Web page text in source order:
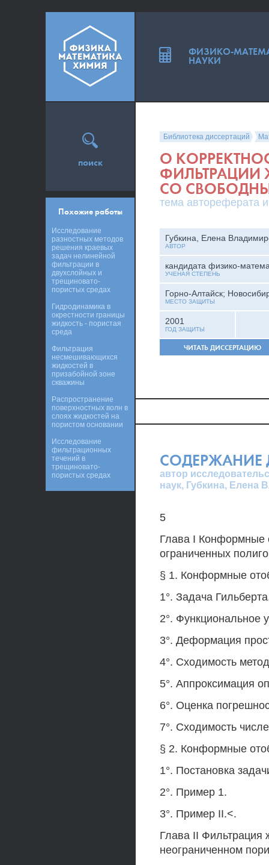
Библиотека диссертаций
О
ФИЛЬТРАЦИИ
СО
тема автореферата
Губкина, Елена
АВТОР
кандидата физико-
УЧЕНАЯ СТЕПЕНЬ
Горно-Алтайск;
МЕСТО ЗАЩИТЫ
2001
ГОД ЗАЩИТЫ
ЧИТАТЬ ДИССЕРТАЦИЮ
СОДЕРЖАНИЕ
автор
наук, Губкина, Елена
5
Глава I Конформные
ограниченных
§ 1. Конформные
1°. Задача
2°. Функциональное
3°. Деформация
4°. Сходимость
5°. Аппроксимация
6°. Оценка
7°. Сходимость
§ 2. Конформные
1°. Постановка
2°. Пример 1.
3°. Пример II.<.
Глава II Фильтрация
неограниченном
поиск
Похожие работы
Исследование
разностных методов
решения краевых
задач нелинейной
фильтрации в
двухслойных и
трещиновато-
пористых средах
Гидродинамика в
окрестности границы
жидкость - пористая
среда
Фильтрация
несмешивающихся
жидкостей в
призабойной зоне
скважины
Распространение
поверхностных волн в
слоях жидкостей на
пористом основании
Исследование
фильтрационных
течений в
трещиновато-
пористых средах
ФИЗИКО-
НАУКИ